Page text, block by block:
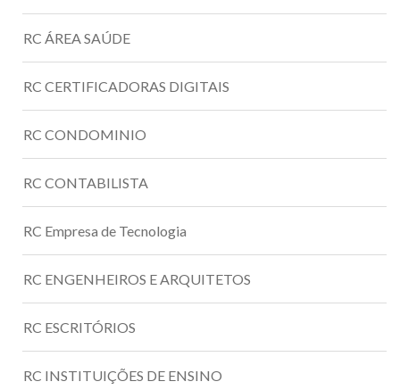
RC ÁREA SAÚDE
RC CERTIFICADORAS DIGITAIS
RC CONDOMINIO
RC CONTABILISTA
RC Empresa de Tecnologia
RC ENGENHEIROS E ARQUITETOS
RC ESCRITÓRIOS
RC INSTITUIÇÕES DE ENSINO